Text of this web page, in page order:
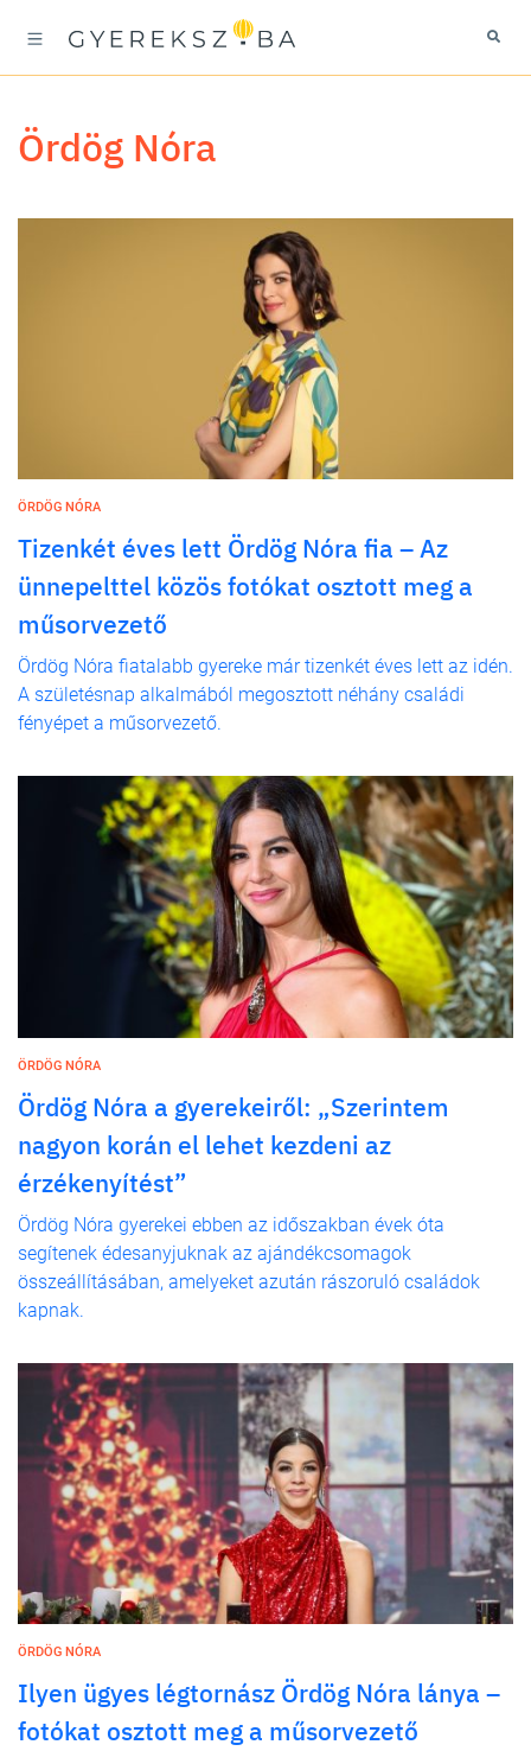
Ördög Nóra
ÖRDÖG NÓRA
Tizenkét éves lett Ördög Nóra fia – Az
ünnepelttel közös fotókat osztott meg a
műsorvezető
Ördög Nóra fiatalabb gyereke már tizenkét éves lett az idén.
A születésnap alkalmából megosztott néhány családi
fényépet a műsorvezető.
ÖRDÖG NÓRA
Ördög Nóra a gyerekeiről: „Szerintem
nagyon korán el lehet kezdeni az
érzékenyítést”
Ördög Nóra gyerekei ebben az időszakban évek óta
segítenek édesanyjuknak az ajándékcsomagok
összeállításában, amelyeket azután rászoruló családok
kapnak.
ÖRDÖG NÓRA
Ilyen ügyes légtornász Ördög Nóra lánya –
fotókat osztott meg a műsorvezető